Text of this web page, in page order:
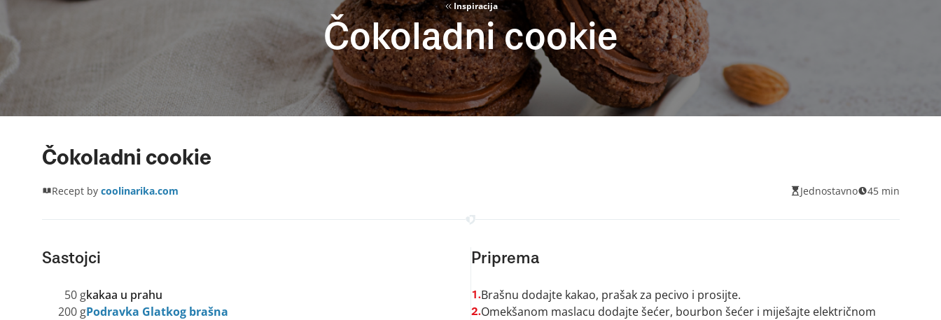
Inspiracija
Čokoladni cookie
Čokoladni cookie
Recept by coolinarika.com Jednostavno 45 min
Sastojci
50 gkakaa u prahu
200 gPodravka Glatkog brašna
Priprema
1.Brašnu dodajte kakao, prašak za pecivo i prosijte.
2.Omekšanom maslacu dodajte šećer, bourbon šećer i miješajte električnom